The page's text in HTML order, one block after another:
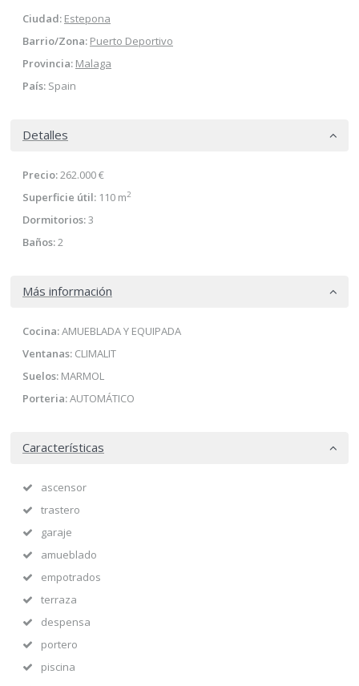
Ciudad: Estepona
Barrio/Zona: Puerto Deportivo
Provincia: Malaga
País: Spain
Detalles
Precio:262.000 €
Superficie útil: 110 m2
Dormitorios:3
Baños:2
Más información
Cocina:AMUEBLADA Y EQUIPADA
Ventanas: CLIMALIT
Suelos: MARMOL
Porteria:AUTOMÁTICO
Características
ascensor
trastero
garaje
amueblado
empotrados
terraza
despensa
portero
piscina